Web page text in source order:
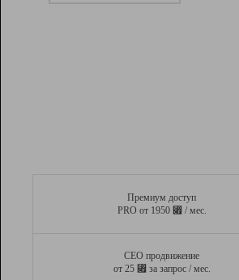
Премиум доступ
PRO от 1950 ⃏ / мес.
СЕО продвижение
от 25 ⃏ за запрос / мес.